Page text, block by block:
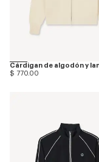
$ 770.00